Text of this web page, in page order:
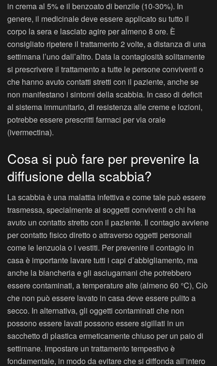
in crema al 5% e il benzoato di benzile (10-30%). In
genere, il medicinale deve essere applicato su tutto il
corpo la sera e lasciato agire per almeno 8 ore. È
consigliato ripetere il trattamento 2 volte, a distanza di una
settimana l’uno dall’altro. Data la contagiosità solitamente
si prescrivere il trattamento a tutte le persone conviventi o
che hanno avuto contatti stretti con il paziente, anche se
non manifestano i sintomi della scabbia. In caso di deficit
al sistema immunitario, di resistenza alle creme e lozioni,
potrebbe essere prescritti farmaci per via orale
(ivermectina).
Cosa si può fare per prevenire la
diffusione della scabbia?
La scabbia è una malattia infettiva e come tale può essere
trasmessa, specialmente ai soggetti conviventi o chi ha
avuto un contatto stretto con il paziente. Il contagio avviene
per contatto fisico diretto o attraverso oggetti personali
come le lenzuola o i vestiti. Per prevenire il contagio in
casa è importante lavare tutti i capi d’abbigliamento, ma
anche la biancheria e gli asciugamani che potrebbero
essere contaminati, a temperature alte (almeno 60 °C), Ciò
che non può essere lavato in casa deve essere pulito a
secco. In alternativa, gli oggetti contaminati che non
possono essere lavati possono essere sigillati in un
sacchetto di plastica ermeticamente chiuso per un paio di
settimane. Impostare un trattamento tempestivo è
fondamentale, in modo da evitare che si diffonda all’intero